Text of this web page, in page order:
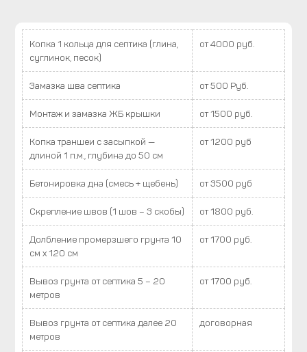
Копка 1 кольца для септика (глина,
суглинок, песок)
от 4000 руб.
Замазка шва септика от 500 Руб.
Монтаж и замазка ЖБ крышки от 1500 руб.
Копка траншеи с засыпкой —
длиной 1 п.м., глубина до 50 см
от 1200 руб
Бетонировка дна (смесь + щебень) от 3500 руб
Скрепление швов (1 шов – 3 скобы) от 1800 руб.
Долбление промерзшего грунта 10
см х 120 см
от 1700 руб.
Вывоз грунта от септика 5 – 20
метров
от 1700 руб.
Вывоз грунта от септика далее 20
метров
договорная